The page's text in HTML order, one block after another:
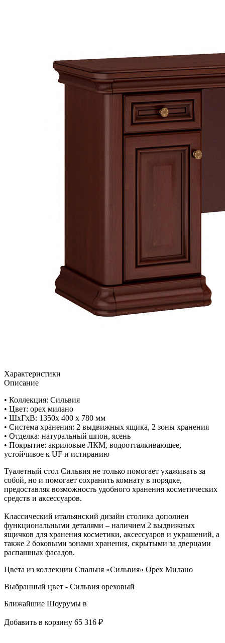
Характеристики
Описание
• Коллекция: Сильвия
• Цвет: орех милано
• ШxГхВ: 1350х 400 х 780 мм
• Система хранения: 2 выдвижных ящика, 2 зоны хранения
• Отделка: натуральный шпон, ясень
• Покрытие: акриловые ЛКМ, водоотталкивающее,
устойчивое к UF и истиранию
Туалетный стол Сильвия не только помогает ухаживать за
собой, но и помогает сохранить комнату в порядке,
предоставляя возможность удобного хранения косметических
средств и аксессуаров.
Классический итальянский дизайн столика дополнен
функциональными деталями – наличием 2 выдвижных
ящичков для хранения косметики, аксессуаров и украшений, а
также 2 боковыми зонами хранения, скрытыми за дверцами
распашных фасадов.
Цвета из коллекции Спальня «Сильвия» Орех Милано
Выбранный цвет - Сильвия ореховый
Ближайшие Шоурумы в
Добавить в корзину 65 316 ₽